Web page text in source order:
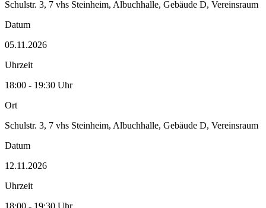
Schulstr. 3, 7 vhs Steinheim, Albuchhalle, Gebäude D, Vereinsraum
Datum
05.11.2026
Uhrzeit
18:00 - 19:30 Uhr
Ort
Schulstr. 3, 7 vhs Steinheim, Albuchhalle, Gebäude D, Vereinsraum
Datum
12.11.2026
Uhrzeit
18:00 - 19:30 Uhr